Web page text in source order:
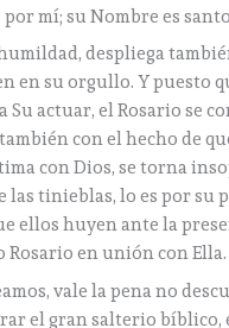
mí; su Nombre es santo”
despliega
en su orgullo. Y puesto
actuar, el Rosario se
con el hecho de
con Dios, se torna
las tinieblas, lo es por su
ellos huyen ante la
Rosario en unión con Ella.
vale la pena no
el gran salterio bíblico,